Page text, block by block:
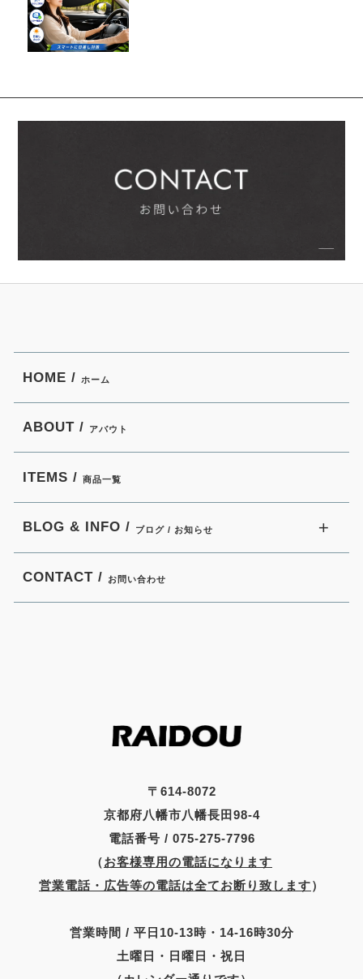
〒614-8072
京都府八幡市八幡長田98-4
電話番号 / 075-275-7796
（お客様専用の電話になります
営業電話・広告等の電話は全てお断り致します）
営業時間 / 平日10-13時・14-16時30分
土曜日・日曜日・祝日
HOME / ホーム
ABOUT / アバウト
ITEMS / 商品一覧
BLOG & INFO / ブログ / お知らせ
CONTACT / お問い合わせ